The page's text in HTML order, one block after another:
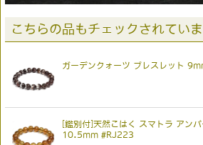
こちらの品もチェックされてい
ガーデンクォーツ ブレスレット
[鑑別付]天然こはく スマトラ アン
10.5mm #RJ223